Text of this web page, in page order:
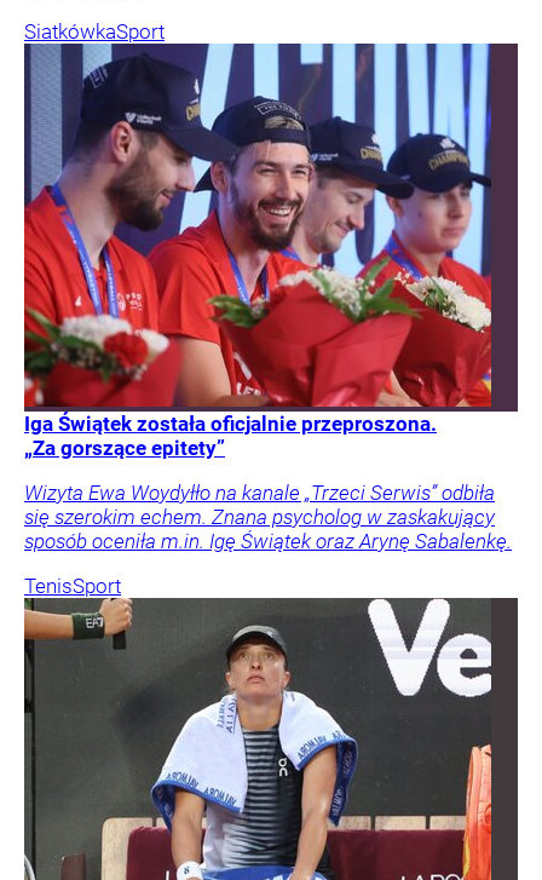
SiatkówkaSport
Iga Świątek została oficjalnie przeproszona.
„Za gorszące epitety”
Wizyta Ewa Woydyłło na kanale „Trzeci Serwis” odbiła
się szerokim echem. Znana psycholog w zaskakujący
sposób oceniła m.in. Igę Świątek oraz Arynę Sabalenkę.
TenisSport